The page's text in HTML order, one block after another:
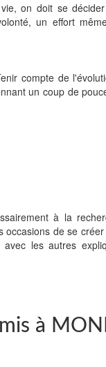
on doit se
un effort
compte de
un coup de
à la
occasions de se
les autres
à